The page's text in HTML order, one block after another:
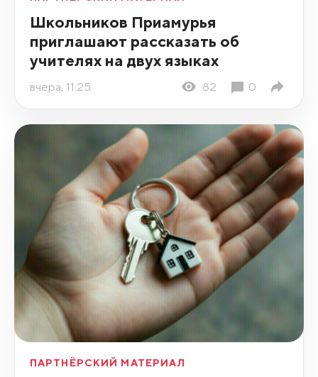
Школьников Приамурья
приглашают рассказать об
учителях на двух языках
вчера, 11:25 82 0
ПАРТНЁРСКИЙ МАТЕРИАЛ